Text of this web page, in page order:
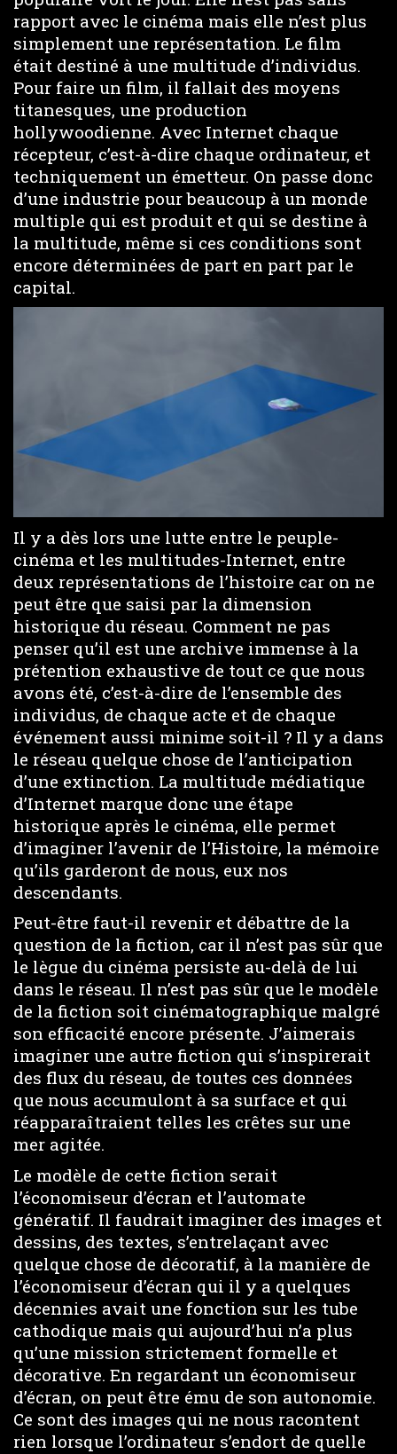
rapport avec le cinéma mais elle n’est plus
simplement une représentation. Le film
était destiné à une multitude d’individus.
Pour faire un film, il fallait des moyens
titanesques, une production
hollywoodienne. Avec Internet chaque
récepteur, c’est-à-dire chaque ordinateur, et
techniquement un émetteur. On passe donc
d’une industrie pour beaucoup à un monde
multiple qui est produit et qui se destine à
la multitude, même si ces conditions sont
encore déterminées de part en part par le
capital.
Il y a dès lors une lutte entre le peuple-
cinéma et les multitudes-Internet, entre
deux représentations de l’histoire car on ne
peut être que saisi par la dimension
historique du réseau. Comment ne pas
penser qu’il est une archive immense à la
prétention exhaustive de tout ce que nous
avons été, c’est-à-dire de l’ensemble des
individus, de chaque acte et de chaque
événement aussi minime soit-il ? Il y a dans
le réseau quelque chose de l’anticipation
d’une extinction. La multitude médiatique
d’Internet marque donc une étape
historique après le cinéma, elle permet
d’imaginer l’avenir de l’Histoire, la mémoire
qu’ils garderont de nous, eux nos
descendants.
Peut-être faut-il revenir et débattre de la
question de la fiction, car il n’est pas sûr que
le lègue du cinéma persiste au-delà de lui
dans le réseau. Il n’est pas sûr que le modèle
de la fiction soit cinématographique malgré
son efficacité encore présente. J’aimerais
imaginer une autre fiction qui s’inspirerait
des flux du réseau, de toutes ces données
que nous accumulont à sa surface et qui
réapparaîtraient telles les crêtes sur une
mer agitée.
Le modèle de cette fiction serait
l’économiseur d’écran et l’automate
génératif. Il faudrait imaginer des images et
dessins, des textes, s’entrelaçant avec
quelque chose de décoratif, à la manière de
l’économiseur d’écran qui il y a quelques
décennies avait une fonction sur les tube
cathodique mais qui aujourd’hui n’a plus
qu’une mission strictement formelle et
décorative. En regardant un économiseur
d’écran, on peut être ému de son autonomie.
Ce sont des images qui ne nous racontent
rien lorsque l’ordinateur s’endort de quelle